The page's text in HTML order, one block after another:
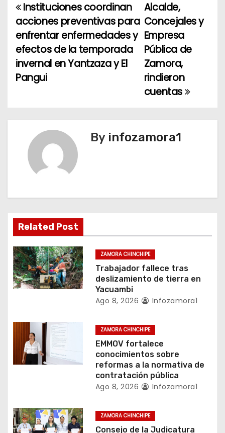
N
a
v
e
a
n
d
e
e
n
r
a
d
s
Alcalde,
Concejales y
Empresa
Pública de
Zamora,
rindieron
cuentas
Instituciones coordinan
acciones preventivas para
enfrentar enfermedades y
efectos de la temporada
invernal en Yantzaza y El
Pangui
By infozamora1
Related Post
ZAMORA CHINCHIPE
Trabajador fallece tras
deslizamiento de tierra en
Yacuambi
Ago 8, 2026 Infozamora1
ZAMORA CHINCHIPE
EMMOV fortalece
conocimientos sobre
reformas a la normativa de
contratación pública
Ago 8, 2026 Infozamora1
ZAMORA CHINCHIPE
Consejo de la Judicatura